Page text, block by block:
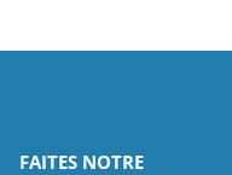
FAITES NOTRE